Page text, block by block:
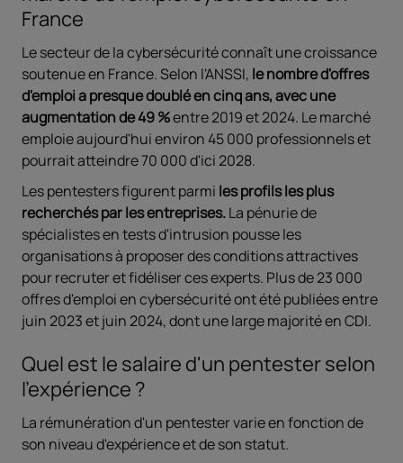
France
Le secteur de la cybersécurité connaît une croissance
soutenue en France. Selon l'ANSSI, le nombre d'offres
d'emploi a presque doublé en cinq ans, avec une
augmentation de 49 %entre 2019 et 2024. Le marché
emploie aujourd'hui environ 45 000 professionnels et
pourrait atteindre 70 000 d'ici 2028.
Les pentesters figurent parmi les profils les plus
recherchés par les entreprises.La pénurie de
spécialistes en tests d'intrusion pousse les
organisations à proposer des conditions attractives
pour recruter et fidéliser ces experts. Plus de 23 000
offres d'emploi en cybersécurité ont été publiées entre
juin 2023 et juin 2024, dont une large majorité en CDI.
Quel est le salaire d'un pentester selon
l'expérience ?
La rémunération d'un pentester varie en fonction de
son niveau d'expérience et de son statut.